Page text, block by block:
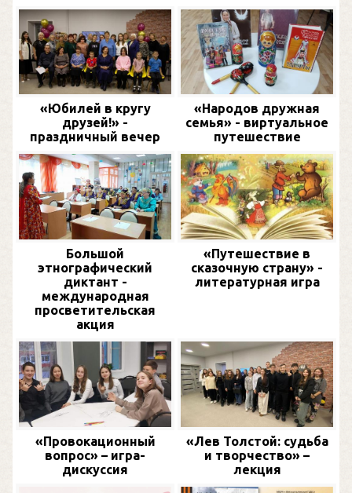
«Юбилей в кругу
друзей!» -
праздничный вечер
«Народов дружная
семья» - виртуальное
путешествие
Большой
этнографический
диктант -
международная
просветительская
акция
«Путешествие в
сказочную страну» -
литературная игра
«Провокационный
вопрос» – игра-
дискуссия
«Лев Толстой: судьба
и творчество» –
лекция